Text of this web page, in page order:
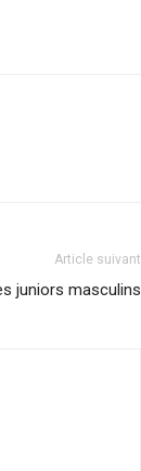
Article suivant
juniors masculins